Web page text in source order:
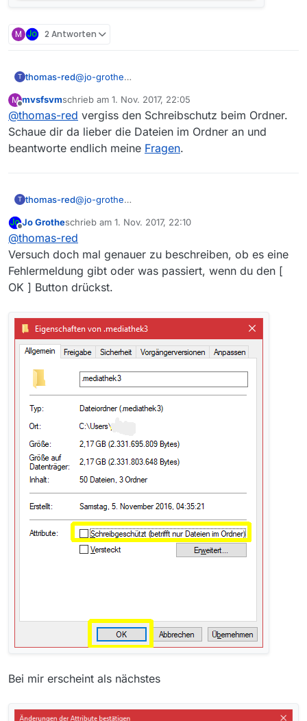
wieder wie gewohnt.
M 2 Antworten
T thomas-red@jo-grothe
der Schreibschutz lässt sich nicht entfernen/die
Entfernung lässt sich nicht speichern.
M
Offline
mvsfsvmschrieb am 1. Nov. 2017, 22:05
zuletzt editiert von
@thomas-red vergiss den Schreibschutz beim Ordner.
Schaue dir da lieber die Dateien im Ordner an und
beantworte endlich meine Fragen.
T thomas-red@jo-grothe
der Schreibschutz lässt sich nicht entfernen/die
Entfernung lässt sich nicht speichern.
Offline
Jo Grotheschrieb am 1. Nov. 2017, 22:10
zuletzt editiert von
@thomas-red
Versuch doch mal genauer zu beschreiben, ob es eine
Fehlermeldung gibt oder was passiert, wenn du den [
OK ] Button drückst.
Bei mir erscheint als nächstes